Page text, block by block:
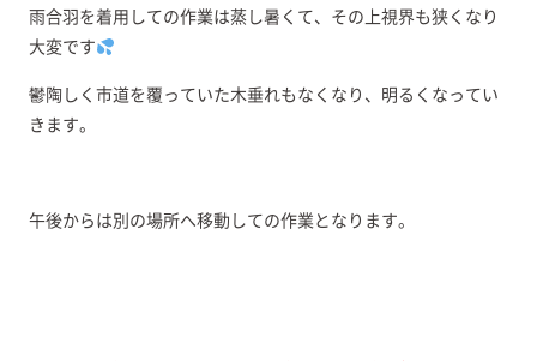
雨合羽を着用しての作業は蒸し暑くて、その上視界も狭くなり
大変です
鬱陶しく市道を覆っていた木垂れもなくなり、明るくなってい
きます。
午後からは別の場所へ移動しての作業となります。